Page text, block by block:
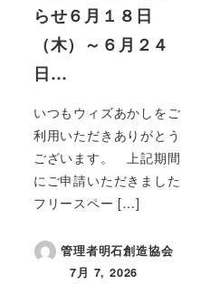
らせ６月１８日
（木）～６月２４
日…
いつもウィズあかしをご
利用いただきありがとう
ございます。 上記期間
にご申請いただきました
フリースペー […]
管理者明石創造協会
投稿日
7月 7, 2026